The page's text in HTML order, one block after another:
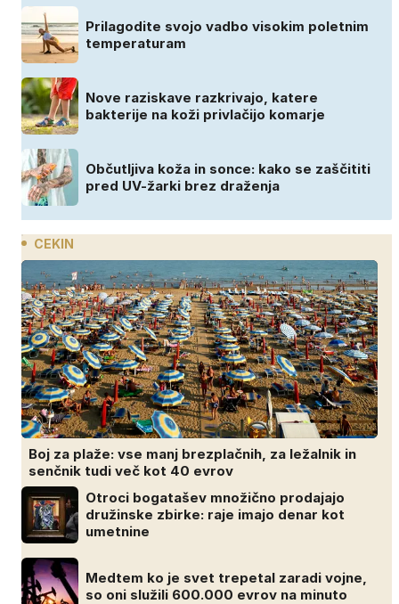
Prilagodite svojo vadbo visokim poletnim
temperaturam
Nove raziskave razkrivajo, katere
bakterije na koži privlačijo komarje
Občutljiva koža in sonce: kako se zaščititi
pred UV-žarki brez draženja
CEKIN
Boj za plaže: vse manj brezplačnih, za ležalnik in
senčnik tudi več kot 40 evrov
Otroci bogatašev množično prodajajo
družinske zbirke: raje imajo denar kot
umetnine
Medtem ko je svet trepetal zaradi vojne,
so oni služili 600.000 evrov na minuto